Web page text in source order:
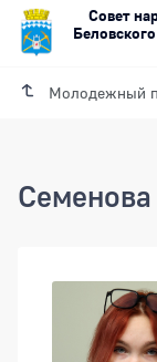
Совет
Молодежный